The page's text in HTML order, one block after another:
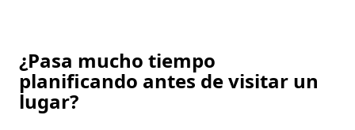
¿Pasa mucho tiempo
planificando antes de visitar un
lugar?